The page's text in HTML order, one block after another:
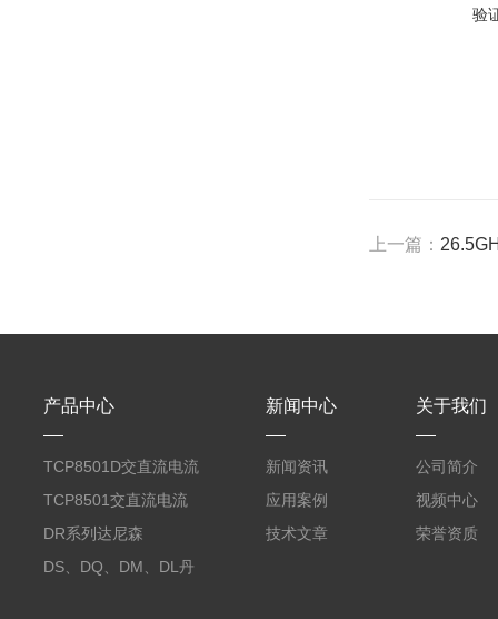
验
上一篇：
产品中心
TCP8501D交直流电流
探头500A
TCP8501交直流电流
探头500A
DR系列达尼森
Danisense高精度电流
DS、DQ、DM、DL丹
新闻中心
新闻资讯
应用案例
技术文章
关于我们
公司简介
视频中心
荣誉资质